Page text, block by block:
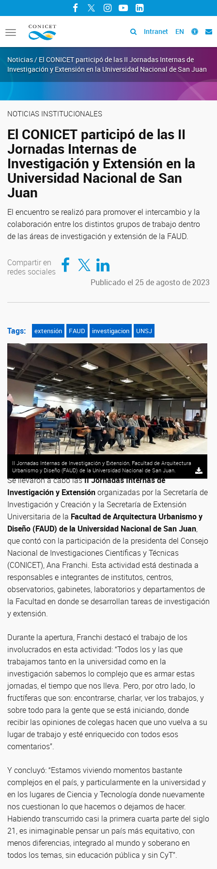
Facebook
TwitterInstagram
YouTubeLinkedIn
Toggle
navigation
Intranet EN
Noticias / El CONICET participó de las II Jornadas Internas de
Investigación y Extensión en la Universidad Nacional de San Juan
NOTICIAS INSTITUCIONALES
El CONICET participó de las II
Jornadas Internas de
Investigación y Extensión en la
Universidad Nacional de San
Juan
El encuentro se realizó para promover el intercambio y la
colaboración entre los distintos grupos de trabajo dentro
de las áreas de investigación y extensión de la FAUD.
Compartir en
redes sociales
Compartir en Facebook
Compartir en TwitterCompartir en LinkedIn
Publicado el 25 de agosto de 2023
Tags: extensión FAUD investigacion UNSJ
II Jornadas Internas de Investigación y Extensión, Facultad de Arquitectura
Urbanismo y Diseño (FAUD) de la Universidad Nacional de San Juan.
Se llevaron a cabo lasII Jornadas Internas de
Investigación y Extensiónorganizadas por la Secretaría de
Investigación y Creación y la Secretaría de Extensión
Universitaria de la Facultad de Arquitectura Urbanismo y
Diseño (FAUD) de la Universidad Nacional de San Juan,
que contó con la participación de la presidenta del Consejo
Nacional de Investigaciones Científicas y Técnicas
(CONICET), Ana Franchi. Esta actividad está destinada a
responsables e integrantes de institutos, centros,
observatorios, gabinetes, laboratorios y departamentos de
la Facultad en donde se desarrollan tareas de investigación
y extensión.
Durante la apertura, Franchi destacó el trabajo de los
involucrados en esta actividad: “Todos los y las que
trabajamos tanto en la universidad como en la
investigación sabemos lo complejo que es armar estas
jornadas, el tiempo que nos lleva. Pero, por otro lado, lo
fructíferas que son: encontrarse, charlar, ver los trabajos, y
sobre todo para la gente que se está iniciando, donde
recibir las opiniones de colegas hacen que uno vuelva a su
lugar de trabajo y esté enriquecido con todos esos
comentarios”.
Y concluyó: “Estamos viviendo momentos bastante
complejos en el país, y particularmente en la universidad y
en los lugares de Ciencia y Tecnología donde nuevamente
nos cuestionan lo que hacemos o dejamos de hacer.
Habiendo transcurrido casi la primera cuarta parte del siglo
21, es inimaginable pensar un país más equitativo, con
menos diferencias, integrado al mundo y soberano en
todos los temas, sin educación pública y sin CyT”.